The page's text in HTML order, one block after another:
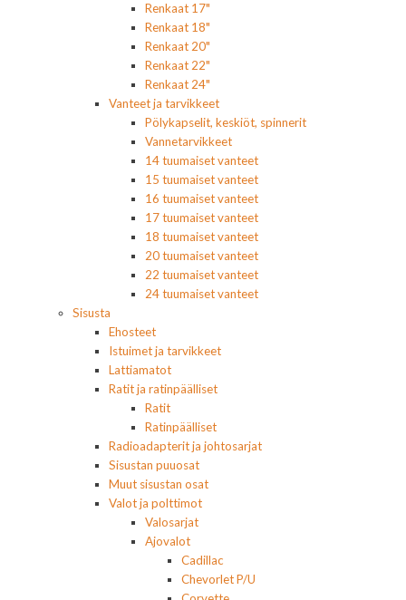
Renkaat 17"
Renkaat 18"
Renkaat 20"
Renkaat 22"
Renkaat 24"
Vanteet ja tarvikkeet
Pölykapselit, keskiöt, spinnerit
Vannetarvikkeet
14 tuumaiset vanteet
15 tuumaiset vanteet
16 tuumaiset vanteet
17 tuumaiset vanteet
18 tuumaiset vanteet
20 tuumaiset vanteet
22 tuumaiset vanteet
24 tuumaiset vanteet
Sisusta
Ehosteet
Istuimet ja tarvikkeet
Lattiamatot
Ratit ja ratinpäälliset
Ratit
Ratinpäälliset
Radioadapterit ja johtosarjat
Sisustan puuosat
Muut sisustan osat
Valot ja polttimot
Valosarjat
Ajovalot
Cadillac
Chevorlet P/U